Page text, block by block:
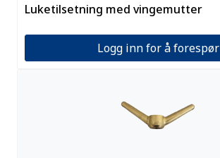
Luketilsetning med vingemutter
Logg inn for å forespør